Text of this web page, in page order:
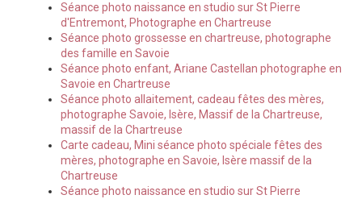
Séance photo naissance en studio sur St Pierre
d'Entremont, Photographe en Chartreuse
Séance photo grossesse en chartreuse, photographe
des famille en Savoie
Séance photo enfant, Ariane Castellan photographe en
Savoie en Chartreuse
Séance photo allaitement, cadeau fêtes des mères,
photographe Savoie, Isère, Massif de la Chartreuse,
massif de la Chartreuse
Carte cadeau, Mini séance photo spéciale fêtes des
mères, photographe en Savoie, Isère massif de la
Chartreuse
Séance photo naissance en studio sur St Pierre